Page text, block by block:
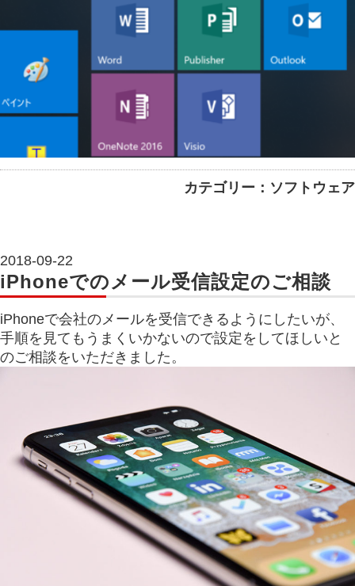
カテゴリー：ソフトウェア
2018-09-22
iPhoneでのメール受信設定のご相談
iPhoneで会社のメールを受信できるようにしたいが、
手順を見てもうまくいかないので設定をしてほしいと
のご相談をいただきました。